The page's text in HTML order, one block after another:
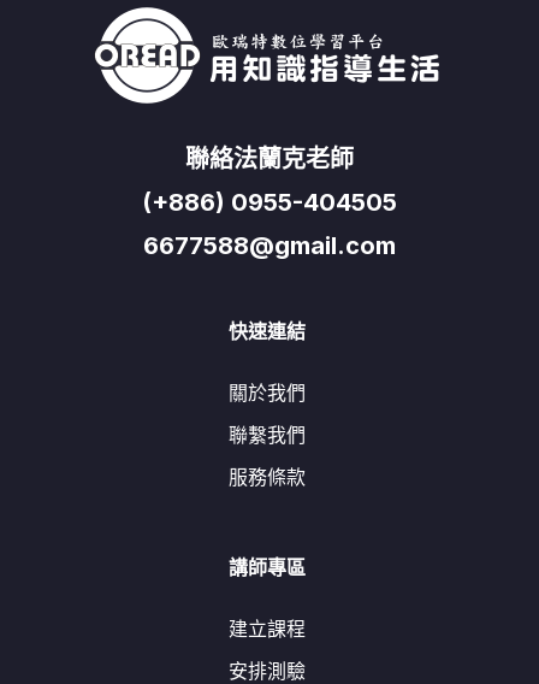
聯絡法蘭克老師
(+886) 0955-404505
6677588@gmail.com
快速連結
關於我們
聯繫我們
服務條款
講師專區
建立課程
安排測驗